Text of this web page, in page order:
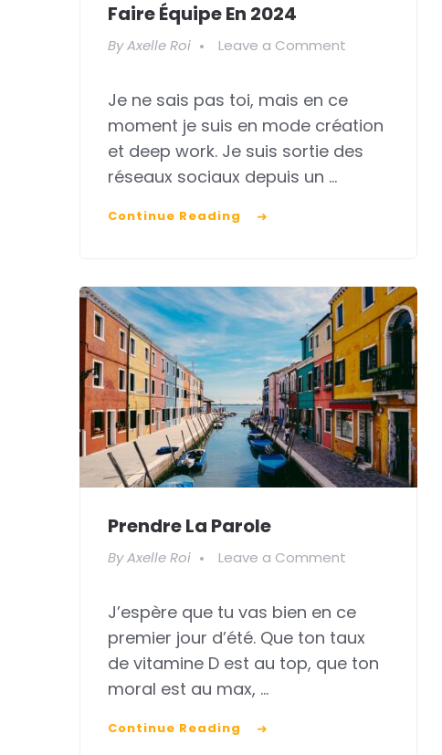
Faire Équipe En 2024
ByAxelle Roi Leave a Comment
équipe
en
2024
Je ne sais pas toi, mais en ce
moment je suis en mode création
et deep work. Je suis sortie des
réseaux sociaux depuis un …
Continue Reading
Prendre La Parole
ByAxelle Roi Leave a Comment
la
parole
J’espère que tu vas bien en ce
premier jour d’été. Que ton taux
de vitamine D est au top, que ton
moral est au max, …
Continue Reading